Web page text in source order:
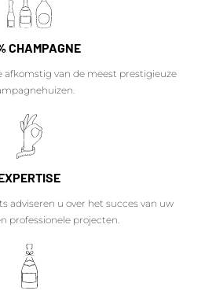
CHAMPAGNE
afkomstig van de meest prestigieuze
adviseren u over het succes van uw
professionele projecten.